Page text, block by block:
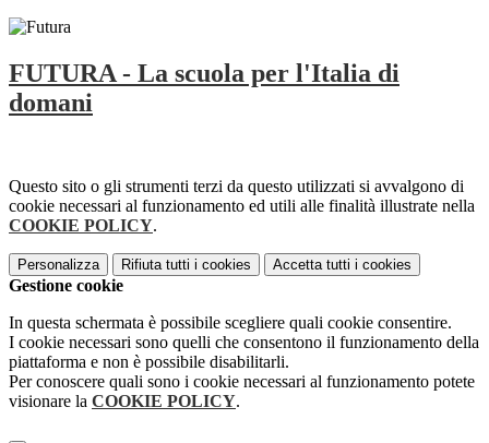
FUTURA - La scuola per l'Italia di
domani
Questo sito o gli strumenti terzi da questo utilizzati si avvalgono di
cookie necessari al funzionamento ed utili alle finalità illustrate nella
COOKIE POLICY.
Personalizza Rifiuta tutti i cookies Accetta tutti i cookies
Gestione cookie
In questa schermata è possibile scegliere quali cookie consentire.
I cookie necessari sono quelli che consentono il funzionamento della
piattaforma e non è possibile disabilitarli.
Per conoscere quali sono i cookie necessari al funzionamento potete
visionare la COOKIE POLICY.